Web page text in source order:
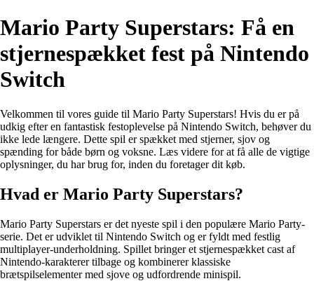
Mario Party Superstars: Få en
stjernespækket fest på Nintendo
Switch
Velkommen til vores guide til Mario Party Superstars! Hvis du er på
udkig efter en fantastisk festoplevelse på Nintendo Switch, behøver du
ikke lede længere. Dette spil er spækket med stjerner, sjov og
spænding for både børn og voksne. Læs videre for at få alle de vigtige
oplysninger, du har brug for, inden du foretager dit køb.
Hvad er Mario Party Superstars?
Mario Party Superstars er det nyeste spil i den populære Mario Party-
serie. Det er udviklet til Nintendo Switch og er fyldt med festlig
multiplayer-underholdning. Spillet bringer et stjernespækket cast af
Nintendo-karakterer tilbage og kombinerer klassiske
brætspilselementer med sjove og udfordrende minispil.